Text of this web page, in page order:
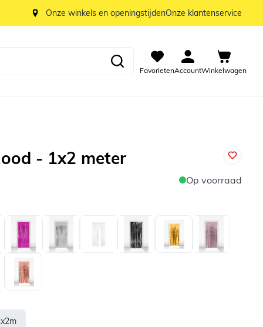
Onze winkels en openingstijdenOnze klantenservice
FavorietenAccountWinkelwagen
- 1x2 meter
Op voorraad